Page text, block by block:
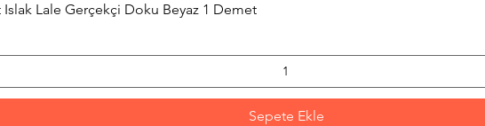
Lale Gerçekçi Doku Beyaz 1 Demet
Sepete Ekle